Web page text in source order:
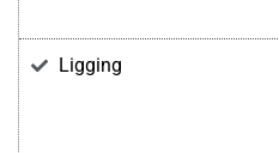
Ligging